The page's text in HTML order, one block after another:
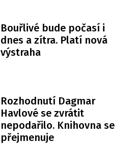
Bouřlivé bude počasí i
dnes a zítra. Platí nová
výstraha
Rozhodnutí Dagmar
Havlové se zvrátit
nepodařilo. Knihovna se
přejmenuje